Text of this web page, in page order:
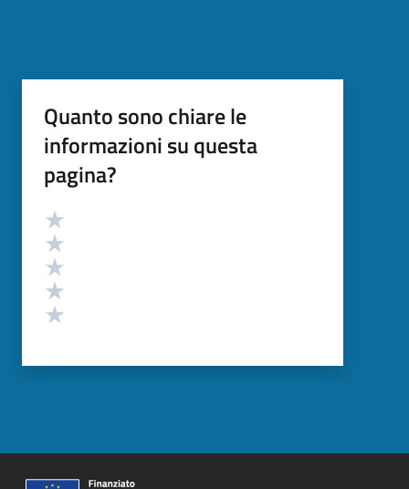
Quanto sono chiare le
informazioni su questa
pagina?
Valutazione